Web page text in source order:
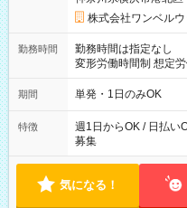
株式会社ワンベル
勤務時間
勤務時間は指定なし
変形労働時間制 想定労働時間160
～21：00
期間 単発・1日のみOK
特徴
週1日からOK / 日払い
募集
気になる！